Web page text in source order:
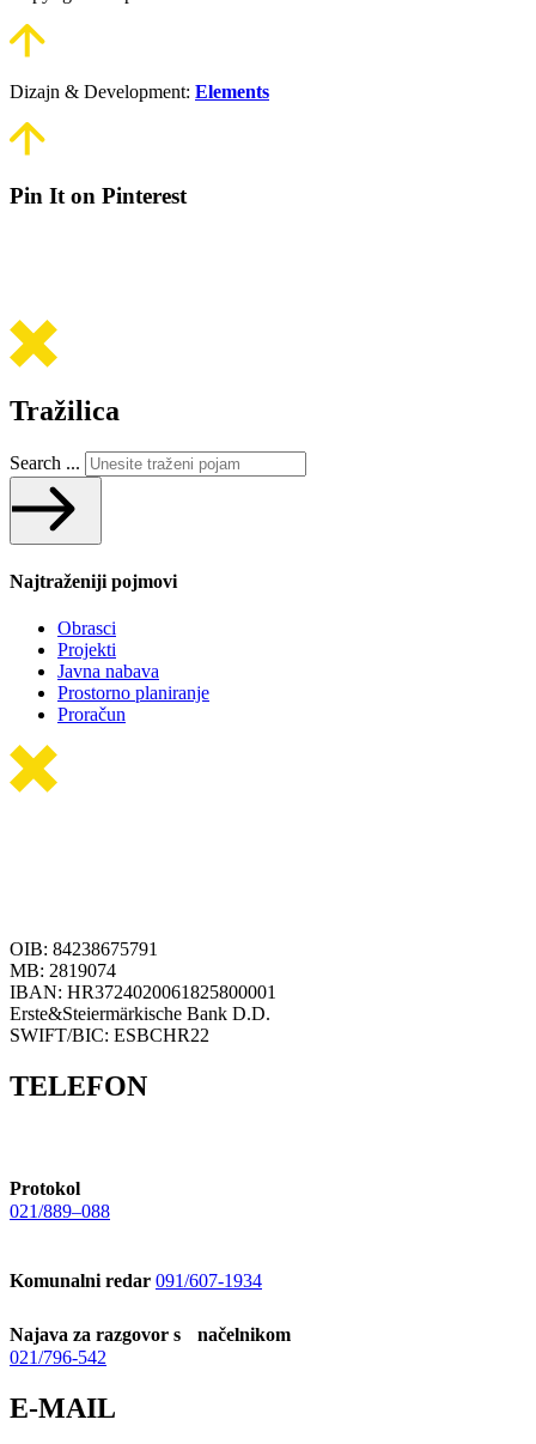
Dizajn & Development: Elements
Pin It on Pinterest
Tražilica
Search ...
Najtraženiji pojmovi
Obrasci
Projekti
Javna nabava
Prostorno planiranje
Proračun
OIB: 84238675791
MB: 2819074
IBAN: HR3724020061825800001
Erste&Steiermärkische Bank D.D.
SWIFT/BIC: ESBCHR22
TELEFON
Protokol
021/889–088
Komunalni redar 091/607-1934
Najava za razgovor s načelnikom
021/796-542
E-MAIL